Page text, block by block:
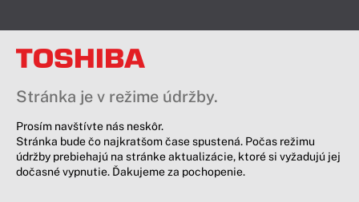
Stránka je v režime údržby.
Prosím navštívte nás neskôr.
Stránka bude čo najkratšom čase spustená. Počas režimu
údržby prebiehajú na stránke aktualizácie, ktoré si vyžadujú jej
dočasné vypnutie. Ďakujeme za pochopenie.